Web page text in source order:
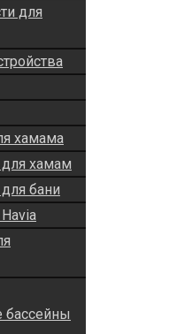
для
хамама
хамам
бани
бассейны